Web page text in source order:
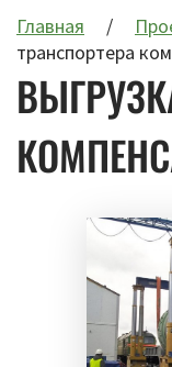
Главная
транспортера